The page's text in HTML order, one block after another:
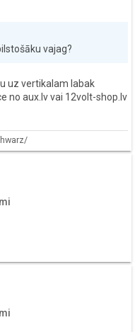
vajag?
uz vertikalam labak
no aux.lv vai 12volt-shop.lv